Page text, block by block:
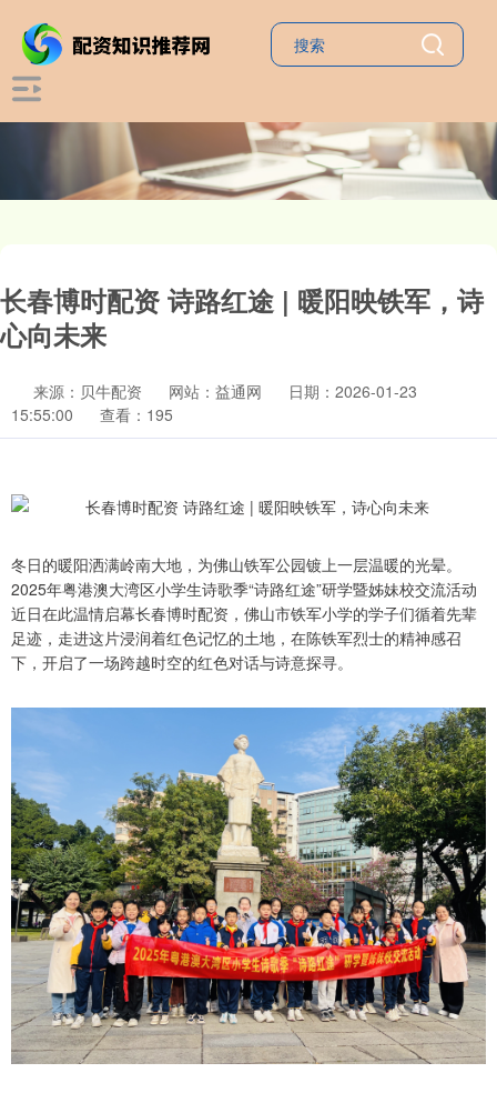
长春博时配资 诗路红途 | 暖阳映铁军，诗
心向未来
来源：贝牛配资 网站：益通网
日期：2026-01-23
15:55:00
查看：195
冬日的暖阳洒满岭南大地，为佛山铁军公园镀上一层温暖的光晕。
2025年粤港澳大湾区小学生诗歌季“诗路红途”研学暨姊妹校交流活动
近日在此温情启幕长春博时配资，佛山市铁军小学的学子们循着先辈
足迹，走进这片浸润着红色记忆的土地，在陈铁军烈士的精神感召
下，开启了一场跨越时空的红色对话与诗意探寻。